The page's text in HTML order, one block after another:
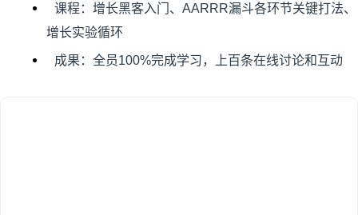
课程：增长黑客入门、AARRR漏斗各环节关键打法、
增长实验循环
成果：全员100%完成学习，上百条在线讨论和互动